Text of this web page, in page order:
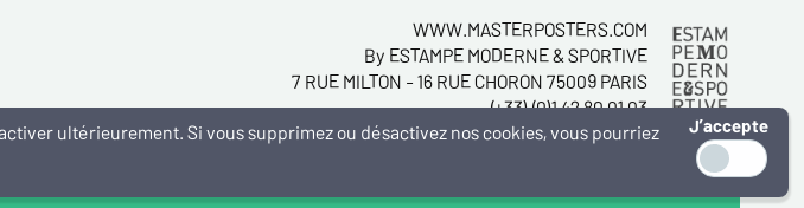
WWW.MASTERPOSTERS.COM
By ESTAMPE MODERNE & SPORTIVE
7 RUE MILTON - 16 RUE CHORON 75009 PARIS
(+33) (0)1 42 80 01 03
J’accepte
ultérieurement. Si vous supprimez ou désactivez nos cookies, vous pourriez